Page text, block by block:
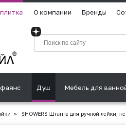
О компании Бренды
Душ Мебель для
» SHOWERS Штанга для ручной лейки,